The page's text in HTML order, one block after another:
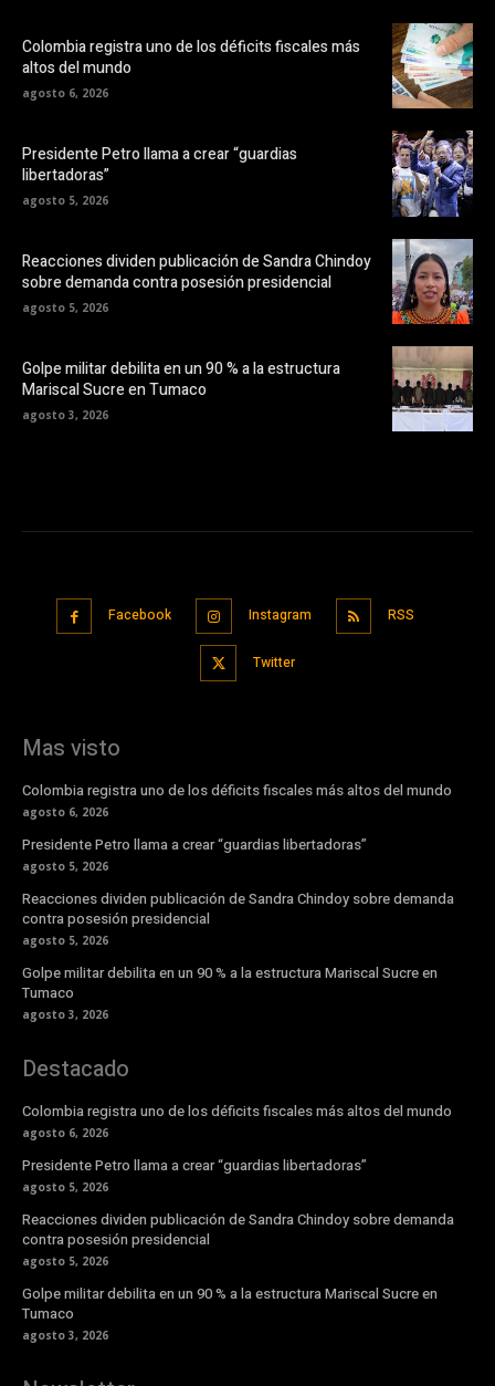
Colombia registra uno de los déficits fiscales más
altos del mundo
agosto 6, 2026
Presidente Petro llama a crear “guardias
libertadoras”
agosto 5, 2026
Reacciones dividen publicación de Sandra Chindoy
sobre demanda contra posesión presidencial
agosto 5, 2026
Golpe militar debilita en un 90 % a la estructura
Mariscal Sucre en Tumaco
agosto 3, 2026
Facebook Instagram RSS
Twitter
Mas visto
Colombia registra uno de los déficits fiscales más altos del mundo
agosto 6, 2026
Presidente Petro llama a crear “guardias libertadoras”
agosto 5, 2026
Reacciones dividen publicación de Sandra Chindoy sobre demanda
contra posesión presidencial
agosto 5, 2026
Golpe militar debilita en un 90 % a la estructura Mariscal Sucre en
Tumaco
agosto 3, 2026
Destacado
Colombia registra uno de los déficits fiscales más altos del mundo
agosto 6, 2026
Presidente Petro llama a crear “guardias libertadoras”
agosto 5, 2026
Reacciones dividen publicación de Sandra Chindoy sobre demanda
contra posesión presidencial
agosto 5, 2026
Golpe militar debilita en un 90 % a la estructura Mariscal Sucre en
Tumaco
agosto 3, 2026